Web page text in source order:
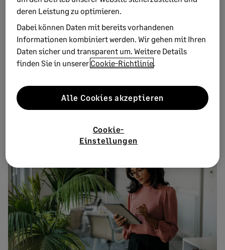
Neue Trends aus der Arbeitswelt
Aktuelle Urteile verständlich erklärt
Tipps zu Recht, Steuern & Finanzen
Experten-Interviews, Studien u.v.m
deren Leistung zu optimieren.
Dabei können Daten mit bereits vorhandenen
Informationen kombiniert werden. Wir gehen mit Ihren
Daten sicher und transparent um. Weitere Details
finden Sie in unserer Cookie-Richtlinie.
Cookie-
Einstellungen
Alle Cookies akzeptieren